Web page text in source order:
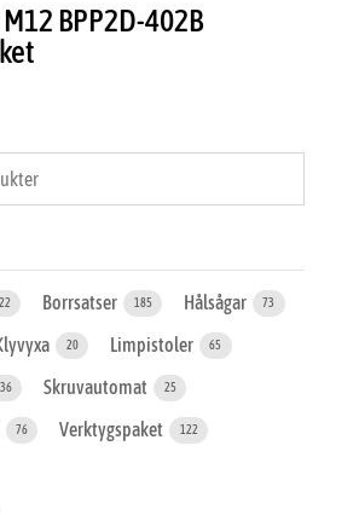
BPP2D-402B
22 Borrsatser 185 Hålsågar 73
20 Limpistoler 65
Skruvautomat 25
76 Verktygspaket 122